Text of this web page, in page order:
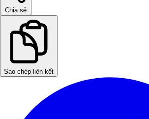
Chia sẻ
Sao chép liên kết